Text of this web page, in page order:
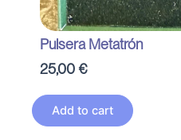
Pulsera Metatrón
25,00 €
Add to cart